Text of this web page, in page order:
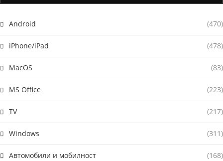
Android (470)
iPhone/iPad (478)
MacOS (83)
MS Office (223)
TV (217)
Windows (311)
Автомобили и мобилност (168)